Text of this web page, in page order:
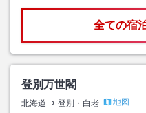
全ての宿
登別万世閣
北海道 登別・白老
地図